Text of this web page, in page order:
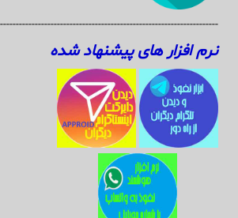
نرم افزار های پیشنهاد شده